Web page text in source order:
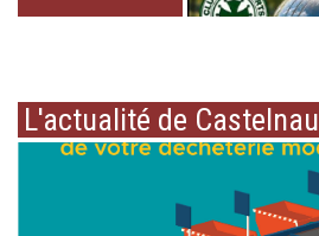
L'actualité de Castelnau